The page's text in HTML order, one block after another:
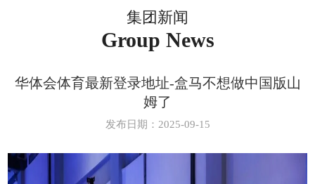
集团新闻
Group News
华体会体育最新登录地址-盒马不想做中国版山
姆了
发布日期：2025-09-15